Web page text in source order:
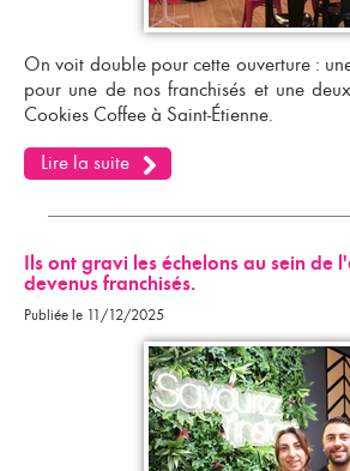
On voit double pour cette ouverture :
pour une de nos franchisés et une
Cookies Coffee à Saint-Étienne.
Lire la suite
Ils ont gravi les échelons au sein de
devenus franchisés.
Publiée le 11/12/2025